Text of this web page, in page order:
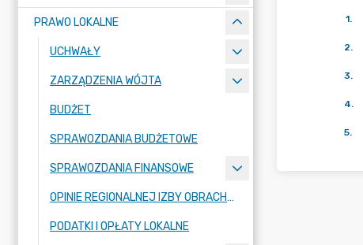
PRAWO LOKALNE
UCHWAŁY
ZARZĄDZENIA WÓJTA
BUDŻET
SPRAWOZDANIA BUDŻETOWE
SPRAWOZDANIA FINANSOWE
OPINIE REGIONALNEJ IZBY OBRACHUNKOWEJ
PODATKI I OPŁATY LOKALNE
1.
2.
3.
4.
5.